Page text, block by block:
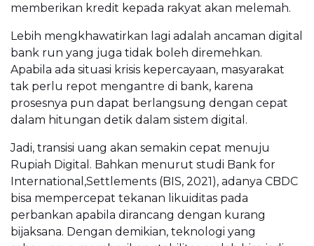
memberikan kredit kepada rakyat akan melemah.
Lebih mengkhawatirkan lagi adalah ancaman digital
bank run yang juga tidak boleh diremehkan.
Apabila ada situasi krisis kepercayaan, masyarakat
tak perlu repot mengantre di bank, karena
prosesnya pun dapat berlangsung dengan cepat
dalam hitungan detik dalam sistem digital.
Jadi, transisi uang akan semakin cepat menuju
Rupiah Digital. Bahkan menurut studi Bank for
International,Settlements (BIS, 2021), adanya CBDC
bisa mempercepat tekanan likuiditas pada
perbankan apabila dirancang dengan kurang
bijaksana. Dengan demikian, teknologi yang